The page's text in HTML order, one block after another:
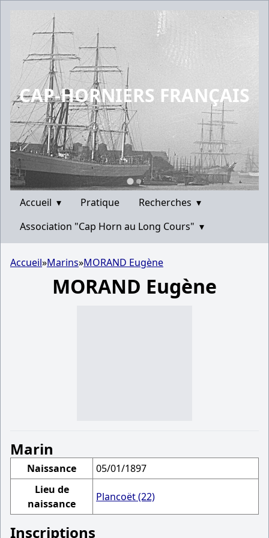
CAP-HORNIERS FRANÇAIS
Accueil ▾ Pratique Recherches ▾
Association "Cap Horn au Long Cours" ▾
Accueil»Marins»MORAND Eugène
MORAND Eugène
Marin
Naissance
05/01/1897
Lieu de
naissance
Plancoët (22)
Inscriptions